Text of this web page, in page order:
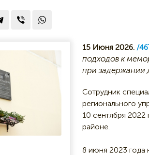
15 Июня 2026. /
подходов к
при задержании
Сотрудник
регионального
10 сентября 2022
районе.
8 июня 2023 года